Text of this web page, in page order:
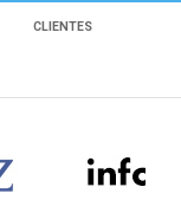
CLIENTES